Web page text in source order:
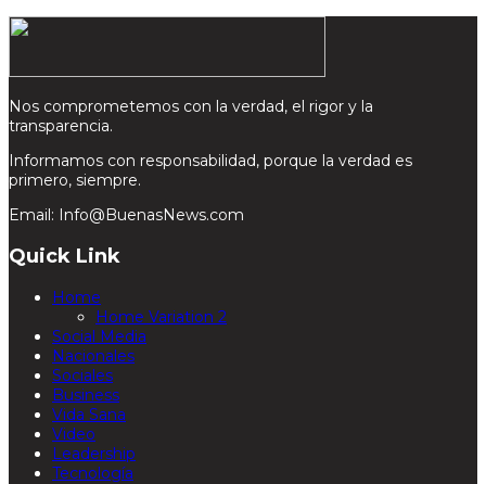
Nos comprometemos con la verdad, el rigor y la
transparencia.
Informamos con responsabilidad, porque la verdad es
primero, siempre.
Email: Info@BuenasNews.com
Quick Link
Home
Home Variation 2
Social Media
Nacionales
Sociales
Business
Vida Sana
Video
Leadership
Tecnología